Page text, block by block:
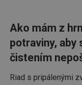
Ako mám z
potraviny, aby
čistením
Riad s pripálenými